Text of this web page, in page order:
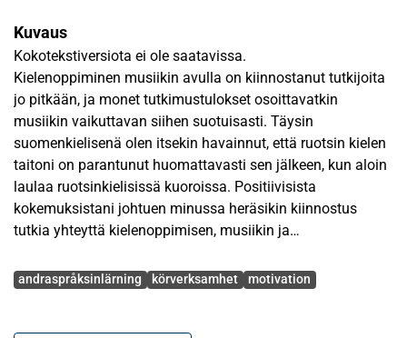
Kuvaus
Kokotekstiversiota ei ole saatavissa.
Kielenoppiminen musiikin avulla on kiinnostanut tutkijoita
jo pitkään, ja monet tutkimustulokset osoittavatkin
musiikin vaikuttavan siihen suotuisasti. Täysin
suomenkielisenä olen itsekin havainnut, että ruotsin kielen
taitoni on parantunut huomattavasti sen jälkeen, kun aloin
laulaa ruotsinkielisissä kuoroissa. Positiivisista
kokemuksistani johtuen minussa heräsikin kiinnostus
tutkia yhteyttä kielenoppimisen, musiikin ja
Avainsanat
andraspråksinlärning körverksamhet motivation